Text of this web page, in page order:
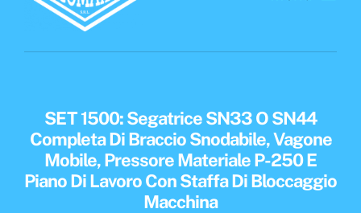
Prodotti
Catalogo 2025
SET 1500: Segatrice SN33 O SN44
Completa Di Braccio Snodabile, Vagone
Mobile, Pressore Materiale P-250 E
Piano Di Lavoro Con Staffa Di Bloccaggio
Macchina